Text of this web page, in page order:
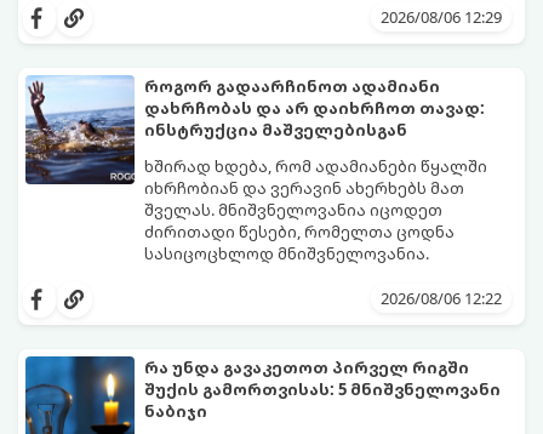
სპრეი და შხამქიმიკატი იყიდება, თუმცა
სახლში პატარა ბავშვები ან შინაური
ცხოველები არიან.
მარტივი, უსაფრთხო და იაფი
ჭიანჭველების მთელ კოლონიას სულ
რამდენიმე დღეში დაამარცხებთ.
გთავაზობთ ეფექტური ხაფანგის
მომზადების რეცეპტს:
2026/08/06 12:29
როგორ გადაარჩინოთ ადამიანი
დახრჩობას და არ დაიხრჩოთ თავად:
ინსტრუქცია მაშველებისგან
ხშირად ხდება, რომ ადამიანები წყალში
იხრჩობიან და ვერავინ ახერხებს მათ
შველას. მნიშვნელოვანია იცოდეთ
ძირითადი წესები, რომელთა ცოდნა
სასიცოცხლოდ მნიშვნელოვანია.
2026/08/06 12:22
რა უნდა გავაკეთოთ პირველ რიგში
შუქის გამორთვისას: 5 მნიშვნელოვანი
ნაბიჯი